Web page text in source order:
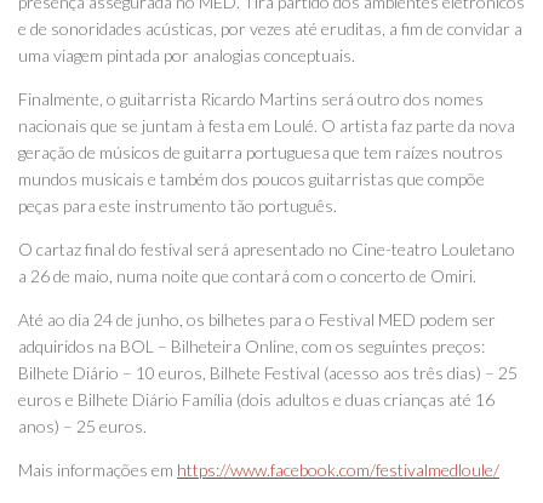
e de sonoridades acústicas, por vezes até eruditas, a fim de convidar a
uma viagem pintada por analogias conceptuais.
Finalmente, o guitarrista Ricardo Martins será outro dos nomes
nacionais que se juntam à festa em Loulé. O artista faz parte da nova
geração de músicos de guitarra portuguesa que tem raízes noutros
mundos musicais e também dos poucos guitarristas que compõe
peças para este instrumento tão português.
O cartaz final do festival será apresentado no Cine-teatro Louletano
a 26 de maio, numa noite que contará com o concerto de Omiri.
Até ao dia 24 de junho, os bilhetes para o Festival MED podem ser
adquiridos na BOL – Bilheteira Online, com os seguintes preços:
Bilhete Diário – 10 euros, Bilhete Festival (acesso aos três dias) – 25
euros e Bilhete Diário Família (dois adultos e duas crianças até 16
anos) – 25 euros.
Mais informações em https://www.facebook.com/festivalmedloule/